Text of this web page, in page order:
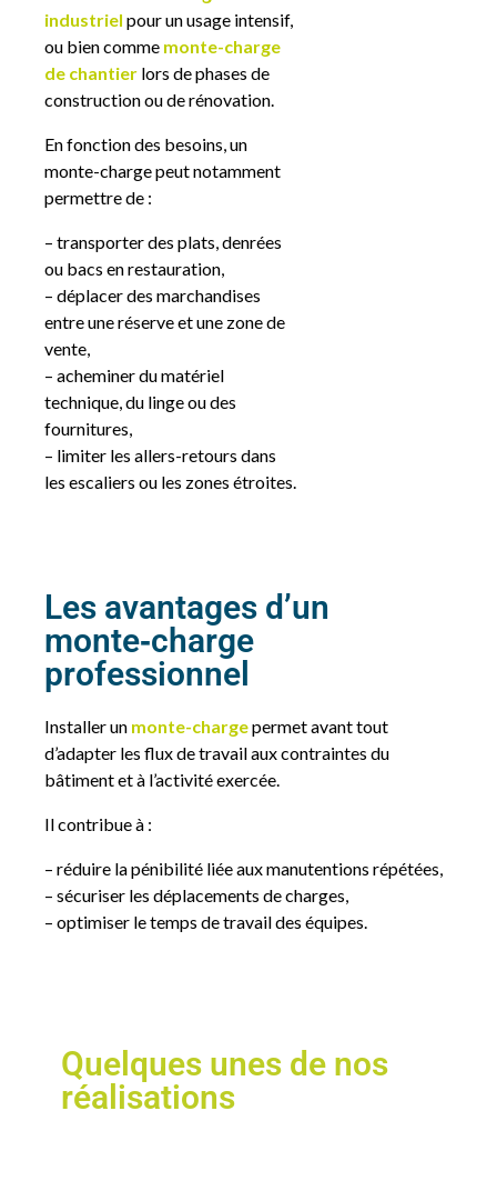
industriel pour un usage intensif,
ou bien comme monte-charge
de chantier lors de phases de
construction ou de rénovation.
En fonction des besoins, un
monte-charge peut notamment
permettre de :
– transporter des plats, denrées
ou bacs en restauration,
– déplacer des marchandises
entre une réserve et une zone de
vente,
– acheminer du matériel
technique, du linge ou des
fournitures,
– limiter les allers-retours dans
les escaliers ou les zones étroites.
Les avantages d’un
monte‑charge
professionnel
Installer un monte-chargepermet avant tout
d’adapter les flux de travail aux contraintes du
bâtiment et à l’activité exercée.
Il contribue à :
– réduire la pénibilité liée aux manutentions répétées,
– sécuriser les déplacements de charges,
– optimiser le temps de travail des équipes.
Quelques unes de nos
réalisations